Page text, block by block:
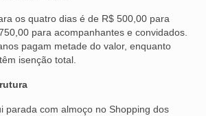
PRETO
DOS CAMPOS
os quatro dias é de R$ 500,00 para
para acompanhantes e convidados.
pagam metade do valor, enquanto
isenção total.
parada com almoço no Shopping dos